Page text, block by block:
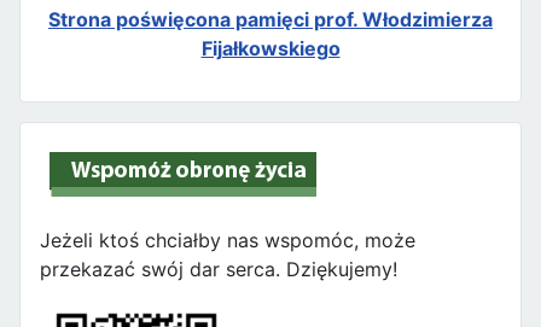
Strona poświęcona pamięci prof. Włodzimierza
Fijałkowskiego
Jeżeli ktoś chciałby nas wspomóc, może
przekazać swój dar serca. Dziękujemy!